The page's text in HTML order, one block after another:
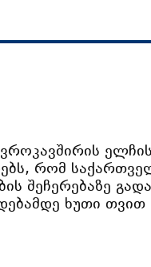
რომ
შეჩერებაზე
ხუთი